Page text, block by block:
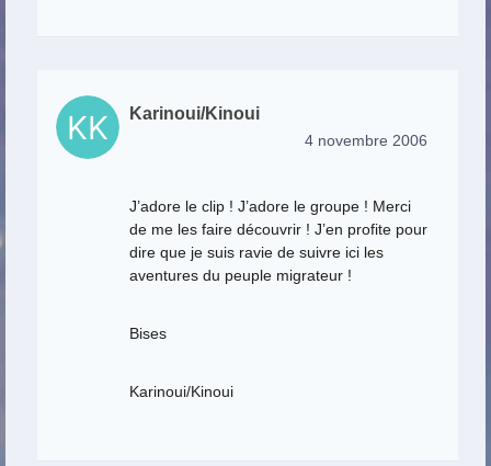
Karinoui/Kinoui
4 novembre 2006
J’adore le clip ! J’adore le groupe ! Merci
de me les faire découvrir ! J’en profite pour
dire que je suis ravie de suivre ici les
aventures du peuple migrateur !
Bises
Karinoui/Kinoui